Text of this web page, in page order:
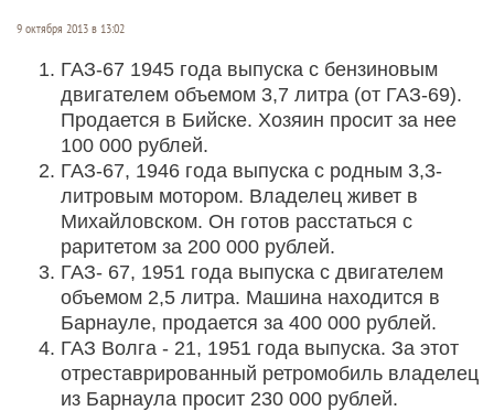
9 октября 2013 в 13:02
ГАЗ-67 1945 года выпуска с бензиновым
двигателем объемом 3,7 литра (от ГАЗ-69).
Продается в Бийске. Хозяин просит за нее
100 000 рублей.
ГАЗ-67, 1946 года выпуска с родным 3,3-
литровым мотором. Владелец живет в
Михайловском. Он готов расстаться с
раритетом за 200 000 рублей.
ГАЗ- 67, 1951 года выпуска с двигателем
объемом 2,5 литра. Машина находится в
Барнауле, продается за 400 000 рублей.
ГАЗ Волга - 21, 1951 года выпуска. За этот
отреставрированный ретромобиль владелец
из Барнаула просит 230 000 рублей.